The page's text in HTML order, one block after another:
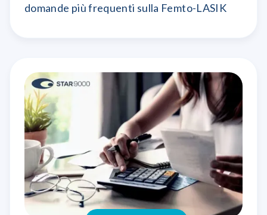
domande più frequenti sulla Femto-LASIK